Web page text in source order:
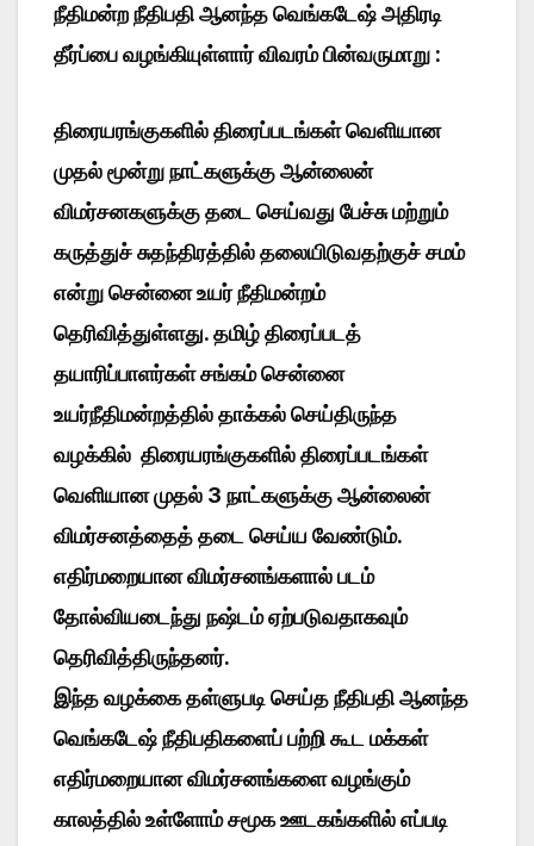
நீதிமன்ற நீதிபதி ஆனந்த வெங்கடேஷ் அதிரடி
தீர்ப்பை வழங்கியுள்ளார் விவரம் பின்வருமாறு :
திரையரங்குகளில் திரைப்படங்கள் வெளியான
முதல் மூன்று நாட்களுக்கு ஆன்லைன்
விமர்சனகளுக்கு தடை செய்வது பேச்சு மற்றும்
கருத்துச் சுதந்திரத்தில் தலையிடுவதற்குச் சமம்
என்று சென்னை உயர் நீதிமன்றம்
தெரிவித்துள்ளது.தமிழ் திரைப்படத்
தயாரிப்பாளர்கள் சங்கம் சென்னை
உயர்நீதிமன்றத்தில் தாக்கல் செய்திருந்த
வழக்கில் திரையரங்குகளில் திரைப்படங்கள்
வெளியான முதல் 3 நாட்களுக்கு ஆன்லைன்
விமர்சனத்தைத் தடை செய்ய வேண்டும்.
எதிர்மறையான விமர்சனங்களால் படம்
தோல்வியடைந்து நஷ்டம் ஏற்படுவதாகவும்
தெரிவித்திருந்தனர்.
இந்த வழக்கை தள்ளுபடி செய்த நீதிபதி ஆனந்த
வெங்கடேஷ் நீதிபதிகளைப் பற்றி கூட மக்கள்
எதிர்மறையான விமர்சனங்களை வழங்கும்
காலத்தில் உள்ளோம் சமூக ஊடகங்களில் எப்படி